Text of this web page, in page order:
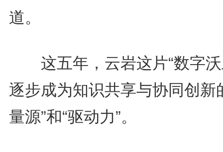
道。
这五年，云岩这片“数字沃
逐步成为知识共享与协同创新
量源”和“驱动力”。